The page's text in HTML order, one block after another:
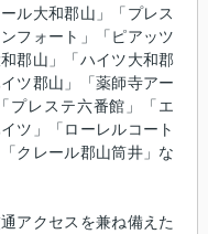
ル大和郡山」「プレス
フォート」「ピアッツ
郡山」「ハイツ大和郡
ツ郡山」「薬師寺アー
プレステ六番館」「エ
ツ」「ローレルコート
クレール郡山筒井」な
アクセスを兼ね備えた